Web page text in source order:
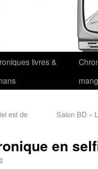
livres &
est de
Salon BD «
en